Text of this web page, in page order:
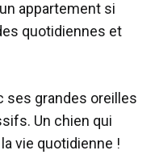
appartement si
quotidiennes et
ses grandes oreilles
Un chien qui
vie quotidienne !